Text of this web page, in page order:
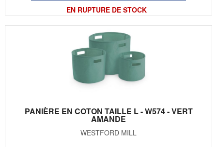
EN RUPTURE DE STOCK
PANIÈRE EN COTON TAILLE L - W574 - VERT
AMANDE
WESTFORD MILL